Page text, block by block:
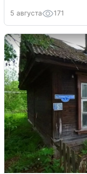
5 августа 171